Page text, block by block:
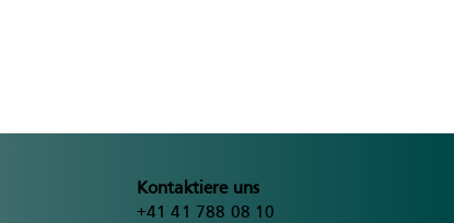
Kontaktiere uns
+41 41 788 08 10